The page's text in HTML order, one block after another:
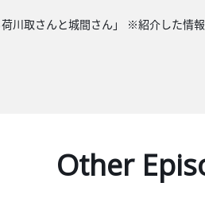
川取さんと城間さん」 ※紹介した情
Other